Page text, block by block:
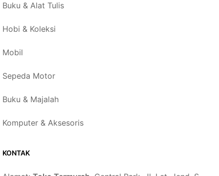
Buku & Alat Tulis
Hobi & Koleksi
Mobil
Sepeda Motor
Buku & Majalah
Komputer & Aksesoris
KONTAK